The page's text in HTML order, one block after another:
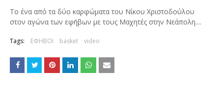
Το ένα από τα δύο καρφώματα του Νίκου Χριστοδούλου
στον αγώνα των εφήβων με τους Μαχητές στην Νεάπολη....
Tags: ΕΦΗΒΟΙ basket video